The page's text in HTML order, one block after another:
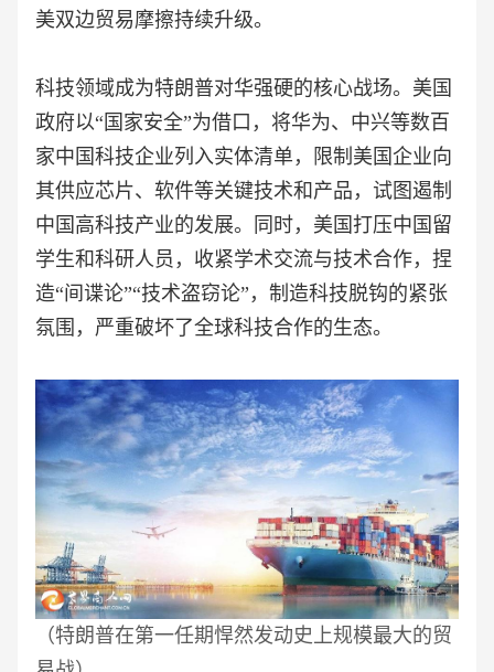
美双边贸易摩擦持续升级。
科技领域成为特朗普对华强硬的核心战场。美国
政府以“国家安全”为借口，将华为、中兴等数百
家中国科技企业列入实体清单，限制美国企业向
其供应芯片、软件等关键技术和产品，试图遏制
中国高科技产业的发展。同时，美国打压中国留
学生和科研人员，收紧学术交流与技术合作，捏
造“间谍论”“技术盗窃论”，制造科技脱钩的紧张
氛围，严重破坏了全球科技合作的生态。
（特朗普在第一任期悍然发动史上规模最大的贸